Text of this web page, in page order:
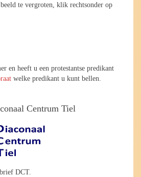
te vergroten, klik rechtsonder op
en heeft u een protestantse predikant
welke predikant u kunt bellen.
Centrum Tiel
DCT.